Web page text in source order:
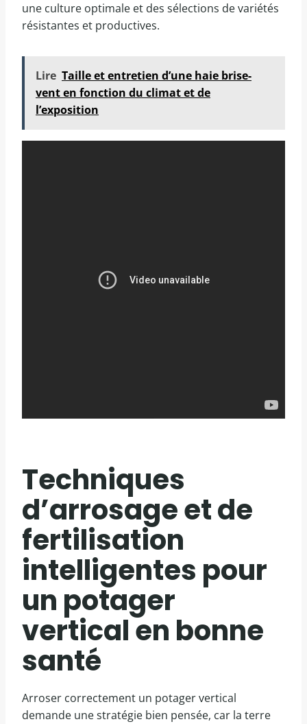
une culture optimale et des sélections de variétés
résistantes et productives.
Lire Taille et entretien d’une haie brise-
vent en fonction du climat et de
l’exposition
Techniques
d’arrosage et de
fertilisation
intelligentes pour
un potager
vertical en bonne
santé
Arroser correctement un potager vertical
demande une stratégie bien pensée, car la terre